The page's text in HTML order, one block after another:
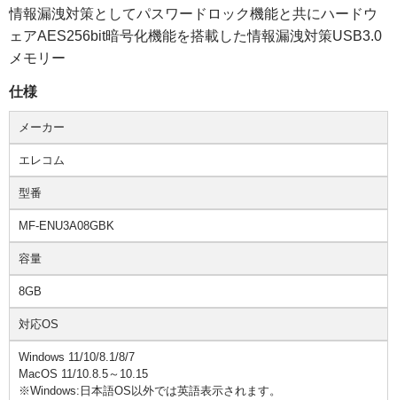
情報漏洩対策としてパスワードロック機能と共にハードウ
ェアAES256bit暗号化機能を搭載した情報漏洩対策USB3.0
メモリー
仕様
メーカー
エレコム
型番
MF-ENU3A08GBK
容量
8GB
対応OS
Windows 11/10/8.1/8/7
MacOS 11/10.8.5～10.15
※Windows:日本語OS以外では英語表示されます。